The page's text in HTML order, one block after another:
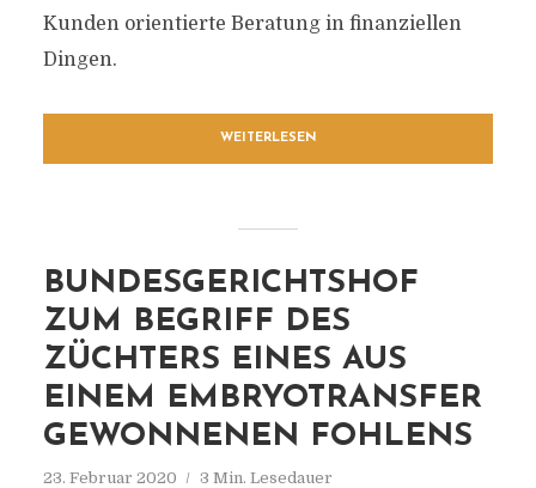
Kunden orientierte Beratung in finanziellen
Dingen.
WEITERLESEN
BUNDESGERICHTSHOF
ZUM BEGRIFF DES
ZÜCHTERS EINES AUS
EINEM EMBRYOTRANSFER
GEWONNENEN FOHLENS
23. Februar 2020 3 Min. Lesedauer